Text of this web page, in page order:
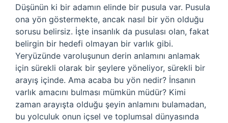
Düşünün ki bir adamın elinde bir pusula var. Pusula
ona yön göstermekte, ancak nasıl bir yön olduğu
sorusu belirsiz. İşte insanlık da pusulası olan, fakat
belirgin bir hedefi olmayan bir varlık gibi.
Yeryüzünde varoluşunun derin anlamını anlamak
için sürekli olarak bir şeylere yöneliyor, sürekli bir
arayış içinde. Ama acaba bu yön nedir? İnsanın
varlık amacını bulması mümkün müdür? Kimi
zaman arayışta olduğu şeyin anlamını bulamadan,
bu yolculuk onun içsel ve toplumsal dünyasında